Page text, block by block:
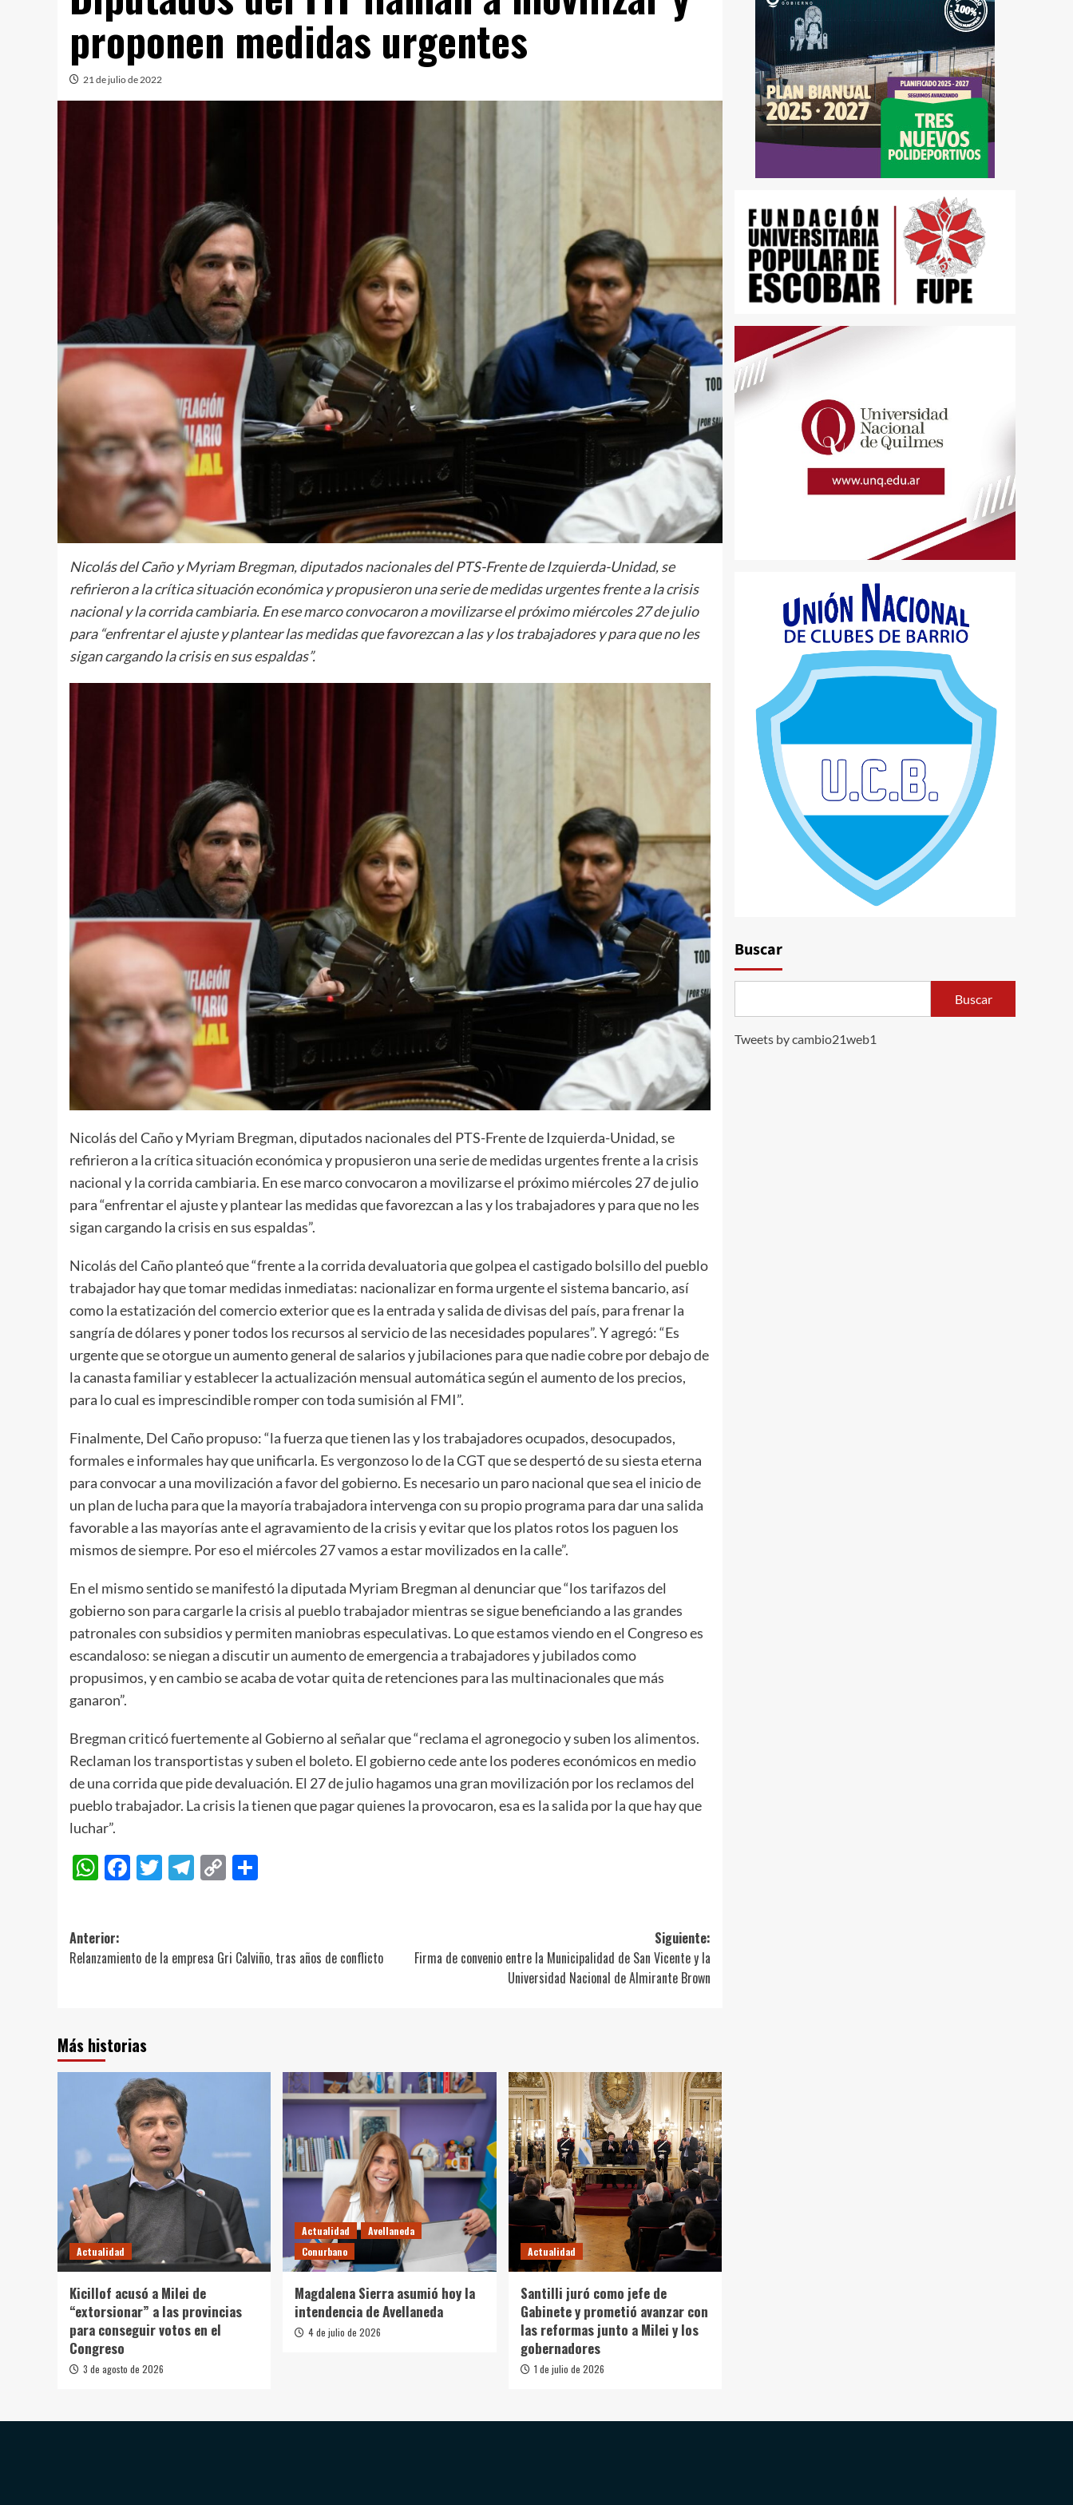
proponen medidas urgentes
21 de julio de 2022
Nicolás del Caño y Myriam Bregman, diputados nacionales del PTS-Frente de Izquierda-Unidad, se
refirieron a la crítica situación económica y propusieron una serie de medidas urgentes frente a la crisis
nacional y la corrida cambiaria. En ese marco convocaron a movilizarse el próximo miércoles 27 de julio
para “enfrentar el ajuste y plantear las medidas que favorezcan a las y los trabajadores y para que no les
sigan cargando la crisis en sus espaldas”.
Nicolás del Caño y Myriam Bregman, diputados nacionales del PTS-Frente de Izquierda-Unidad, se
refirieron a la crítica situación económica y propusieron una serie de medidas urgentes frente a la crisis
nacional y la corrida cambiaria. En ese marco convocaron a movilizarse el próximo miércoles 27 de julio
para “enfrentar el ajuste y plantear las medidas que favorezcan a las y los trabajadores y para que no les
sigan cargando la crisis en sus espaldas”.
Nicolás del Caño planteó que “frente a la corrida devaluatoria que golpea el castigado bolsillo del pueblo
trabajador hay que tomar medidas inmediatas: nacionalizar en forma urgente el sistema bancario, así
como la estatización del comercio exterior que es la entrada y salida de divisas del país, para frenar la
sangría de dólares y poner todos los recursos al servicio de las necesidades populares”. Y agregó: “Es
urgente que se otorgue un aumento general de salarios y jubilaciones para que nadie cobre por debajo de
la canasta familiar y establecer la actualización mensual automática según el aumento de los precios,
para lo cual es imprescindible romper con toda sumisión al FMI”.
Finalmente, Del Caño propuso: “la fuerza que tienen las y los trabajadores ocupados, desocupados,
formales e informales hay que unificarla. Es vergonzoso lo de la CGT que se despertó de su siesta eterna
para convocar a una movilización a favor del gobierno. Es necesario un paro nacional que sea el inicio de
un plan de lucha para que la mayoría trabajadora intervenga con su propio programa para dar una salida
favorable a las mayorías ante el agravamiento de la crisis y evitar que los platos rotos los paguen los
mismos de siempre. Por eso el miércoles 27 vamos a estar movilizados en la calle”.
En el mismo sentido se manifestó la diputada Myriam Bregman al denunciar que “los tarifazos del
gobierno son para cargarle la crisis al pueblo trabajador mientras se sigue beneficiando a las grandes
patronales con subsidios y permiten maniobras especulativas. Lo que estamos viendo en el Congreso es
escandaloso: se niegan a discutir un aumento de emergencia a trabajadores y jubilados como
propusimos, y en cambio se acaba de votar quita de retenciones para las multinacionales que más
ganaron”.
Bregman criticó fuertemente al Gobierno al señalar que “reclama el agronegocio y suben los alimentos.
Reclaman los transportistas y suben el boleto. El gobierno cede ante los poderes económicos en medio
de una corrida que pide devaluación. El 27 de julio hagamos una gran movilización por los reclamos del
pueblo trabajador. La crisis la tienen que pagar quienes la provocaron, esa es la salida por la que hay que
luchar”.
WhatsApp
Facebook
Twitter
Telegram
Copy
Navegación
de
Anterior:
Relanzamiento de la empresa Gri Calviño, tras años de conflicto
Siguiente:
Firma de convenio entre la Municipalidad de San Vicente y la
Universidad Nacional de Almirante Brown
Más historias
Actualidad
Kicillof acusó a Milei de
“extorsionar” a las provincias
para conseguir votos en el
Congreso
3 de agosto de 2026
Actualidad
Avellaneda
Conurbano
Magdalena Sierra asumió hoy la
intendencia de Avellaneda
4 de julio de 2026
Actualidad
Santilli juró como jefe de
Gabinete y prometió avanzar con
las reformas junto a Milei y los
gobernadores
1 de julio de 2026
Buscar
Buscar
Tweets by cambio21web1